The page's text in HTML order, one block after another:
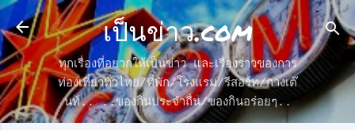
ข้ามไปที่เนื้อหาหลัก
เป็นข่าว.com
ทุกเรื่องที่อยากให้เป็นข่าว และเรื่องราวของการ
ท่องเที่ยวทั่วไทย/ที่พัก/โรงแรม/รีสอร์ท/กางเต๊
นท์.. ..ของกินประจำถื่น/ของกินอร่อยๆ..